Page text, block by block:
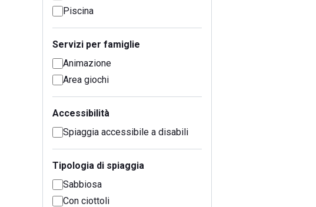
Piscina
Servizi per famiglie
Animazione
Area giochi
Accessibilità
Spiaggia accessibile a disabili
Tipologia di spiaggia
Sabbiosa
Con ciottoli